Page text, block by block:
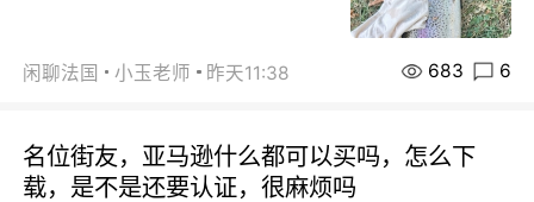
闲聊法国 小玉老师 昨天11:38 683 6
名位街友，亚马逊什么都可以买吗，怎么下
载，是不是还要认证，很麻烦吗